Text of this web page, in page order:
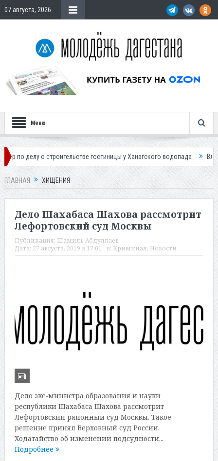
07 августа, 2026
Меню
строительстве гостиницы у Ханагского водопада Власти
ГЛАВНАЯ ХИЩЕНИЯ
Дело Шахабаса Шахова рассмотрит
Лефортовский суд Москвы
Публикация: Шамиль Абдуллаев
Дата: 27 августа, 2019 в 17:01 в: Криминал, Новости
Дело экс-министра образования и науки
республики Шахабаса Шахова рассмотрит
Лефортовский районный суд Москвы. Такое
решение принял Верховный суд России.
Ходатайство об изменении подсудности...
Подробнее